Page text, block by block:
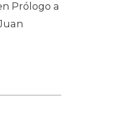
Prólogo a